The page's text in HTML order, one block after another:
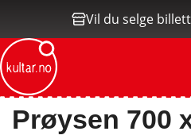
Vil du selge
Prøysen 700